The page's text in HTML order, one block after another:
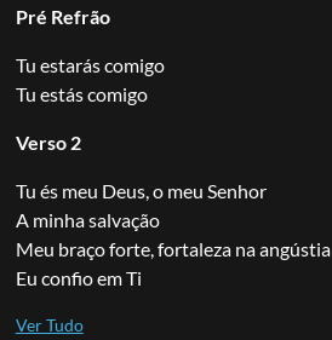
Pré Refrão
Tu estarás comigo
Tu estás comigo
Verso 2
Tu és meu Deus, o meu Senhor
A minha salvação
Meu braço forte, fortaleza na angústia
Eu confio em Ti